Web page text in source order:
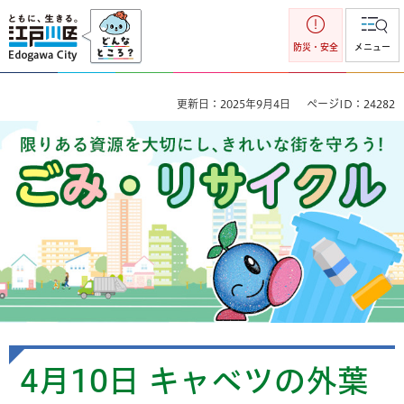
江戸川区
防災・安全 メニュー
更新日：2025年9月4日 ページID：24282
ごみ・リサイクル 限りのある資源を大切にし、きれいな街を
守ろう！
4月10日 キャベツの外葉